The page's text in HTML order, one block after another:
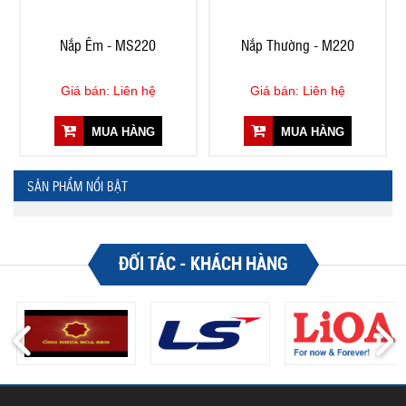
Nắp Êm - MS220
Giá bán: Liên hệ
MUA HÀNG
Nắp Thường - M220
Giá bán: Liên hệ
MUA HÀNG
SẢN PHẨM NỔI BẬT
ĐỐI TÁC - KHÁCH HÀNG